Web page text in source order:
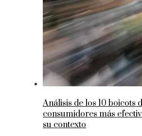
Análisis de los 10 boicots
consumidores más
su contexto